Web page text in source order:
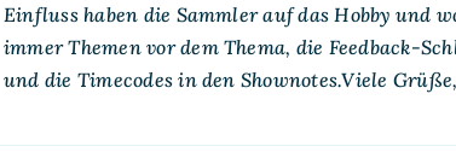
Einfluss haben die Sammler auf das Hobby und
immer Themen vor dem Thema, die Feedback-
und die Timecodes in den Shownotes.Viele